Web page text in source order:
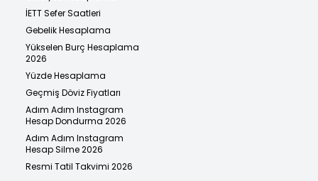
İETT Sefer Saatleri
Gebelik Hesaplama
Yükselen Burç Hesaplama
2026
Yüzde Hesaplama
Geçmiş Döviz Fiyatları
Adım Adım Instagram
Hesap Dondurma 2026
Adım Adım Instagram
Hesap Silme 2026
Resmi Tatil Takvimi 2026